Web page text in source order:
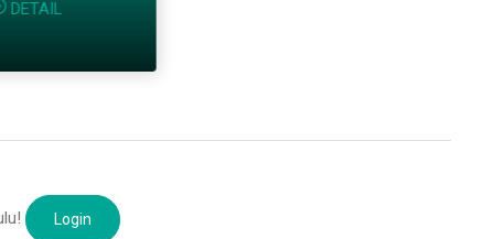
DETAIL
Login